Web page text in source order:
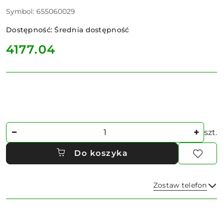
Symbol: 655060029
Dostępność:Średnia dostępność
cena:
4177.04
Ilość szt.
Do koszyka
Zostaw telefon